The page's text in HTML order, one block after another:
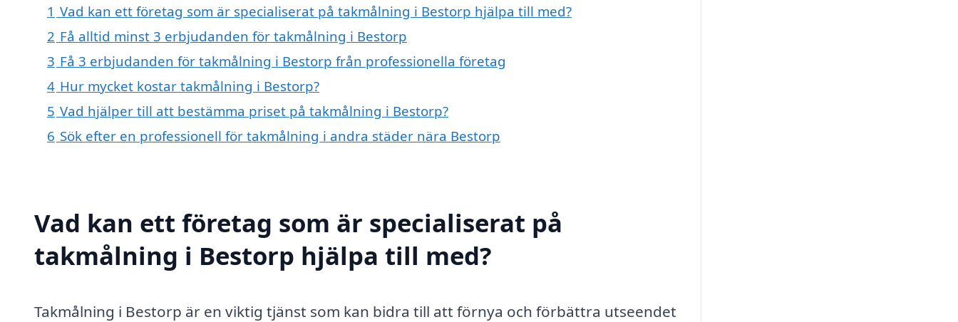
1 Vad kan ett företag som är specialiserat på takmålning i Bestorp hjälpa till med?
2 Få alltid minst 3 erbjudanden för takmålning i Bestorp
3 Få 3 erbjudanden för takmålning i Bestorp från professionella företag
4 Hur mycket kostar takmålning i Bestorp?
5 Vad hjälper till att bestämma priset på takmålning i Bestorp?
6 Sök efter en professionell för takmålning i andra städer nära Bestorp
Vad kan ett företag som är specialiserat på
takmålning i Bestorp hjälpa till med?
Takmålning i Bestorp är en viktig tjänst som kan bidra till att förnya och förbättra utseendet